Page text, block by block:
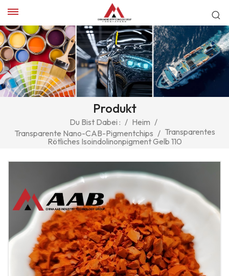
Produkt
Du Bist Dabei : / Heim /
Transparente Nano-CAB-Pigmentchips / Transparentes
Rötliches Isoindolinonpigment Gelb 110